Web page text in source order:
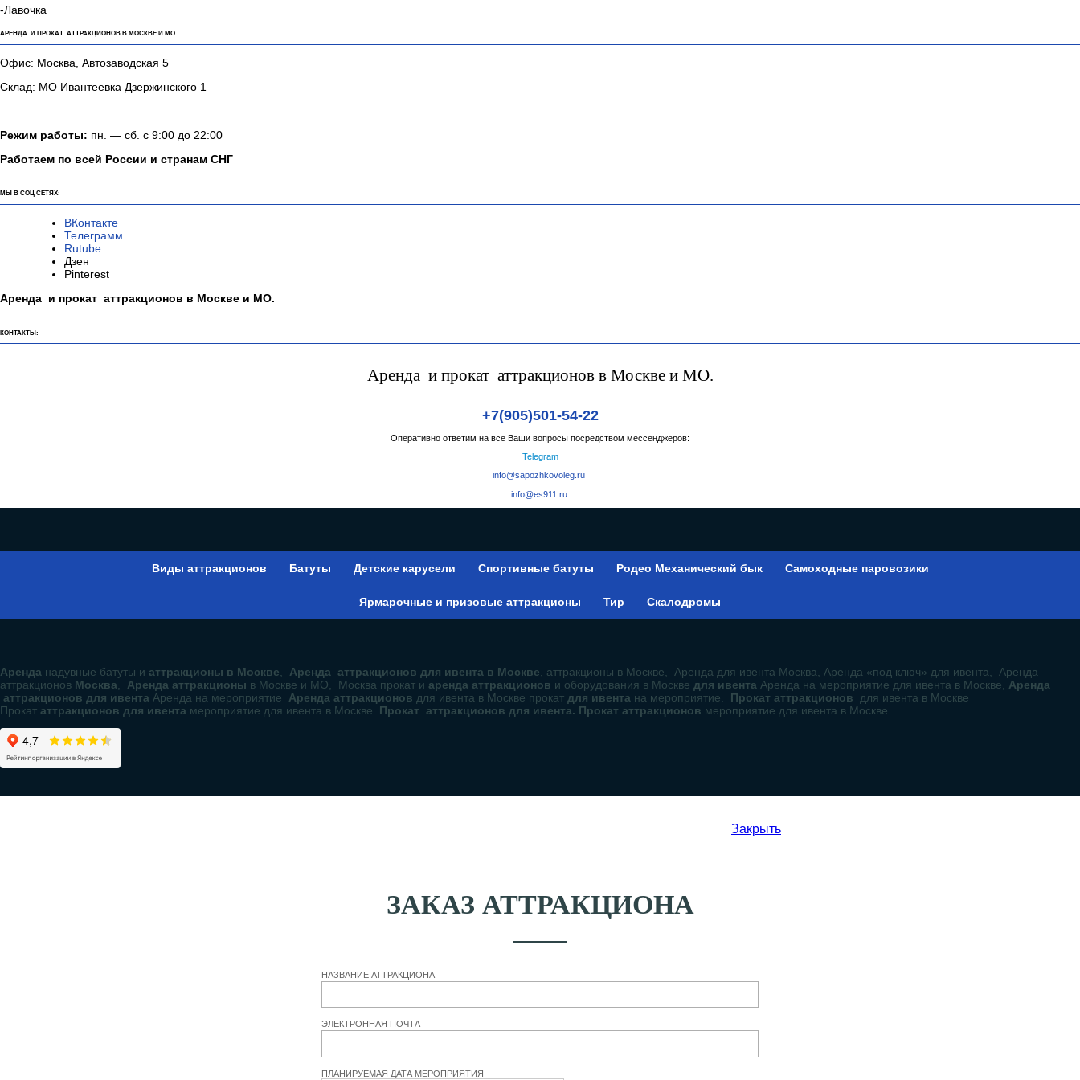
-Лавочка
АРЕНДА И ПРОКАТ АТТРАКЦИОНОВ В МОСКВЕ И МО.
Офис: Москва, Автозаводская 5
Склад: МО Ивантеевка Дзержинского 1
Режим работы: пн. — сб. с 9:00 до 22:00
Работаем по всей России и странам СНГ
МЫ В СОЦ СЕТЯХ:
ВКонтакте
Телеграмм
Rutube
Дзен
Pinterest
Аренда и прокат аттракционов в Москве и МО.
КОНТАКТЫ:
Аренда и прокат аттракционов в Москве и МО.
+7(905)501-54-22
Оперативно ответим на все Ваши вопросы посредством мессенджеров:
Telegram
info@sapozhkovoleg.ru
info@es911.ru
Виды аттракционов Батуты Детские карусели Спортивные батуты Родео Механический бык Самоходные паровозики
Ярмарочные и призовые аттракционы Тир Скалодромы
Аренда надувные батуты и аттракционы в Москве Аренда аттракционов для ивента в Москве , аттракционы в Москве, Аренда для ивента Москва, Аренда «под ключ» для ивента, Аренда
аттракционов Москва Аренда аттракционы в Москве и МО, Москва прокат и аренда аттракционов и оборудования в Москве для ивента Аренда на мероприятие для ивента в Москве, Аренда
аттракционов для ивента Аренда на мероприятие Аренда аттракционов для ивента в Москве прокат для ивента на мероприятие. Прокат аттракционов для ивента в Москве
Прокат аттракционов для ивента мероприятие для ивента в Москве. Прокат аттракционов для ивента. Прокат аттракционов мероприятие для ивента в Москве
Закрыть
ЗАКАЗ АТТРАКЦИОНА
НАЗВАНИЕ АТТРАКЦИОНА
ЭЛЕКТРОННАЯ ПОЧТА
ПЛАНИРУЕМАЯ ДАТА МЕРОПРИЯТИЯ